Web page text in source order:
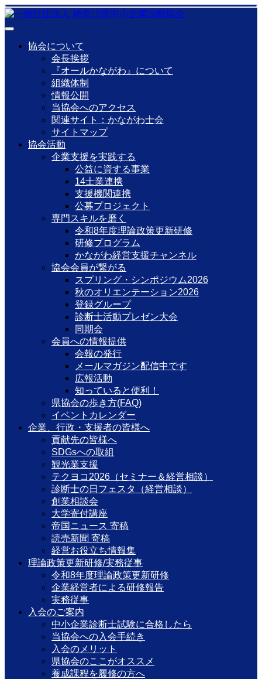
協会について
会長挨拶
『オールかながわ』について
組織体制
情報公開
当協会へのアクセス
関連サイト：かながわ士会
サイトマップ
協会活動
企業支援を実践する
公益に資する事業
14士業連携
支援機関連携
公募プロジェクト
専門スキルを磨く
令和8年度理論政策更新研修
研修プログラム
かながわ経営支援チャンネル
協会会員が繋がる
スプリング・シンポジウム2026
秋のオリエンテーション2026
登録グループ
診断士活動プレゼン大会
同期会
会員への情報提供
会報の発行
メールマガジン配信中です
広報活動
知っていると便利！
県協会の歩き方(FAQ)
イベントカレンダー
企業、行政・支援者の皆様へ
貢献先の皆様へ
SDGsへの取組
観光業支援
テクヨコ2026（セミナー＆経営相談）
診断士の日フェスタ（経営相談）
創業相談会
大学寄付講座
帝国ニュース 寄稿
読売新聞 寄稿
経営お役立ち情報集
理論政策更新研修/実務従事
令和8年度理論政策更新研修
企業経営者による研修報告
実務従事
入会のご案内
中小企業診断士試験に合格したら
当協会への入会手続き
入会のメリット
県協会のここがオススメ
養成課程を履修の方へ